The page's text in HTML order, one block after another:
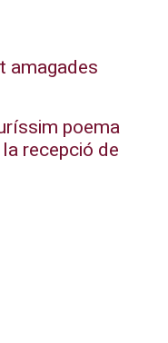
amagades
poema
recepció de